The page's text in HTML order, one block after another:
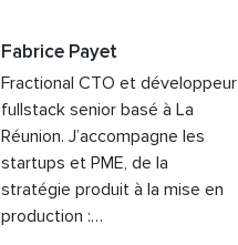
Fabrice Payet
Fractional CTO et développeur
fullstack senior basé à La
Réunion. J’accompagne les
startups et PME, de la
stratégie produit à la mise en
production :…